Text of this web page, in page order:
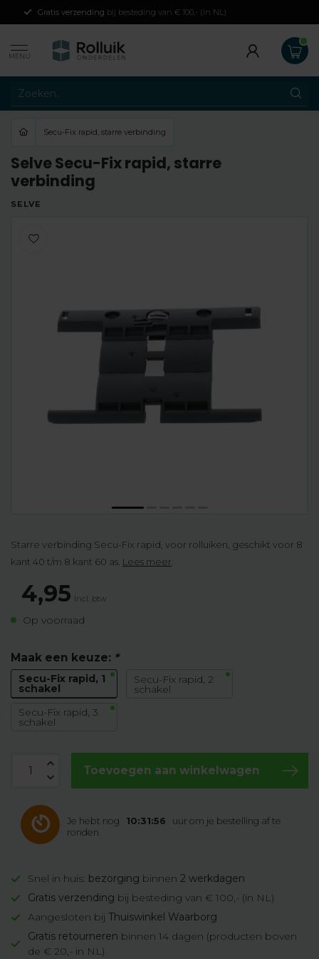
Gratis verzending bij besteding van € 100,- (in NL)
MENU
Secu-Fix rapid, starre verbinding
Selve Secu-Fix rapid, starre
verbinding
SELVE
Starre verbinding Secu-Fix rapid, voor rolluiken, geschikt voor 8
kant 40 t/m 8 kant 60 as. Lees meer
4,95 Incl. btw
Op voorraad
Maak een keuze: *
Secu-Fix rapid, 1
schakel
Secu-Fix rapid, 2
schakel
Secu-Fix rapid, 3
schakel
Toevoegen aan winkelwagen
Je hebt nog 10:31:56
uur om je bestelling af te
ronden.
Snel in huis: bezorging binnen 2 werkdagen
Gratis verzending bij besteding van € 100,- (in NL)
Aangesloten bij Thuiswinkel Waarborg
Gratis retourneren binnen 14 dagen (producten boven
de € 20,- in NL)